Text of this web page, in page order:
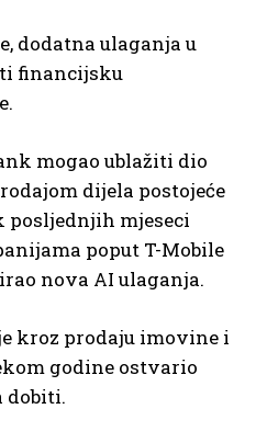
dodatna ulaganja u
financijsku
mogao ublažiti dio
dijela postojeće
posljednjih mjeseci
poput T-Mobile
nova AI ulaganja.
kroz prodaju imovine i
godine ostvario
dobiti.